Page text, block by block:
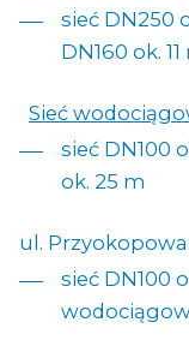
sieć DN250
DN160 ok.
Sieć
sieć DN100
ok. 25 m
ul. Przyokopowa:
sieć DN100